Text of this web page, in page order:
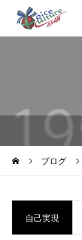
ブログ
自己実現